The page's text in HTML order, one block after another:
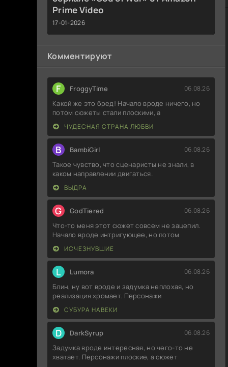
Prime Video
17-01-2026
Комментируют
F FroggyTime 06.08.26
Какой же это бред! Начало вроде ничего, но
потом сюжеты стали плоскими, а
ЧУДЕСНАЯ СТРАНА ЛЮБВИ
B BambiGirl 06.08.26
Такое чувство, что сценаристы не знали, в
каком направлении двигаться.
ВЫДРА
G GodTiered 06.08.26
Что-то меня этот сюжет совсем не зацепил.
Начало вроде интригующее, но потом
ИСЧЕЗНУВШИЕ
L Lumora 06.08.26
Блин, ну вот вроде и задумка неплохая, но
реализация хромает. Персонажи
СУБУРА НАВЕКИ
D DarkSyrup 06.08.26
Задумка вроде интересная, но чего-то не
хватает. Персонажи плоские, а сюжет